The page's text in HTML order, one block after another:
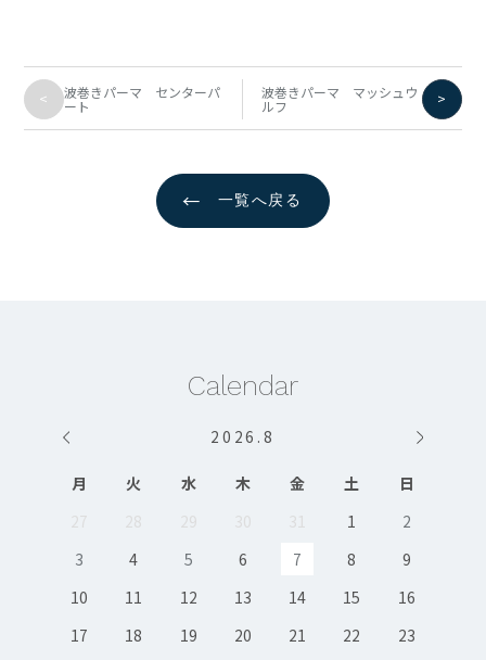
< 波巻きパーマ センターパ
ート
波巻きパーマ マッシュウ
ルフ >
← 一覧へ戻る
Calendar
2026 .8
月 火 水 木 金 土
日
27
28 29 30 31 1
2
3
4 5 6 7 8
9
10
11 12 13 14 15
16
17
18 19 20 21 22
23